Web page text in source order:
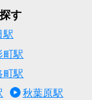
す
駅
町駅
町駅
秋葉原駅